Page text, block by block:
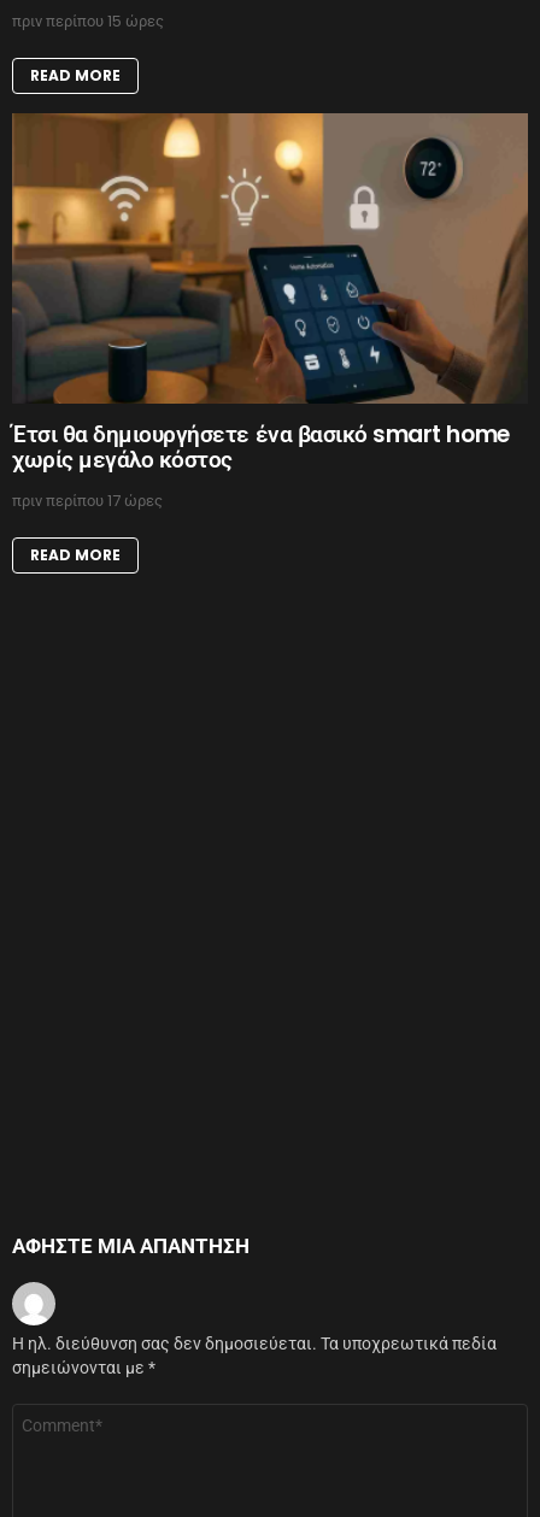
πριν περίπου 15 ώρες
READ MORE
Έτσι θα δημιουργήσετε ένα βασικό smart home
χωρίς μεγάλο κόστος
πριν περίπου 17 ώρες
READ MORE
ΑΦΉΣΤΕ ΜΙΑ ΑΠΆΝΤΗΣΗ
Η ηλ. διεύθυνση σας δεν δημοσιεύεται. Τα υποχρεωτικά πεδία
σημειώνονται με *
Σχόλιο